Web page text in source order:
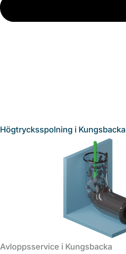
Högtrycksspolning i Kungsbacka
Avloppsservice i Kungsbacka